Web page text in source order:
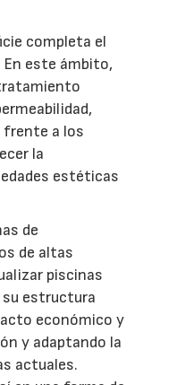
completa el
este ámbito,
a los
la
estéticas
de
de altas
piscinas
estructura
económico y
y adaptando la
actuales.